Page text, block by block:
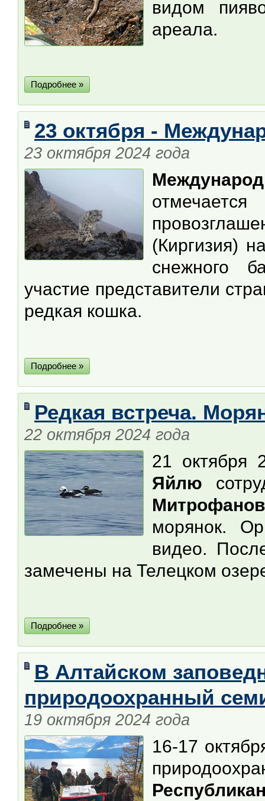
видом
ареала.
Подробнее »
23 октября -
23 октября 2024 года
(Киргизия)
снежного
участие представители
редкая кошка.
Подробнее »
Редкая встреча.
22 октября 2024 года
21 октября
Яйлю
Митрофанов
морянок.
видео.
замечены на Телецком
Подробнее »
В Алтайском
природоохранный
19 октября 2024 года
16-17